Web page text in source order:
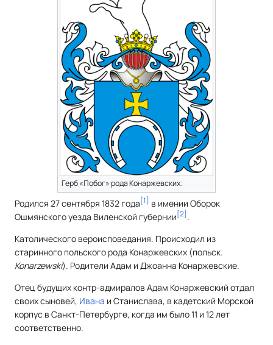
Герб «Побог» рода Конаржевских.
Родился 27 сентября 1832 года [1] в имении Оборок
Ошмянского уезда Виленской губернии [2] .
Католического вероисповедания. Происходил из
старинного польского рода Конаржевских (польск.
Konarzewski). Родители Адам и Джоанна Конаржевские.
Отец будущих контр-адмиралов Адам Конаржевский отдал
своих сыновей, Ивана и Станислава, в кадетский Морской
корпус в Санкт-Петербурге, когда им было 11 и 12 лет
соответственно.